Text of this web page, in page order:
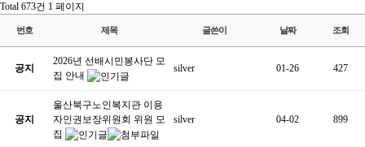
Total 673건 1 페이지
번호 제목 글쓴이 날짜 조회
공지
2026년 선배시민봉사단 모
집 안내
silver 01-26 427
공지
울산북구노인복지관 이용
자인권보장위원회 위원 모
집
silver 04-02 899